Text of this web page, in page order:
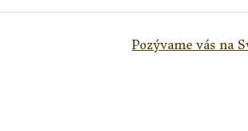
Pozývame vás na